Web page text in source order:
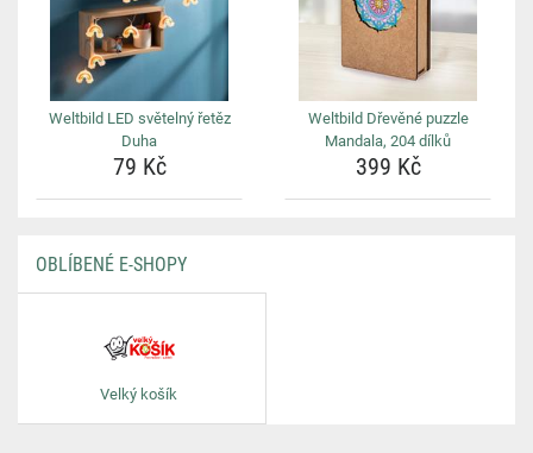
Weltbild LED světelný řetěz
Duha
79 Kč
Weltbild Dřevěné puzzle
Mandala, 204 dílků
399 Kč
OBLÍBENÉ E-SHOPY
Velký košík